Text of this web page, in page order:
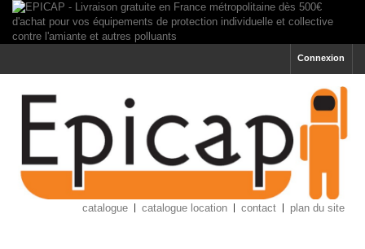
Connexion
catalogue catalogue location contact plan du site